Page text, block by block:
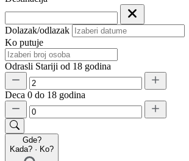
Dolazak/odlazak
Ko putuje
Odrasli Stariji od 18 godina
Deca 0 do 18 godina
Gde?
Kada? · Ko?